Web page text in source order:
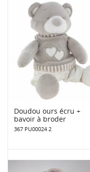
Doudou ours écru +
bavoir à broder
367 PU00024 2